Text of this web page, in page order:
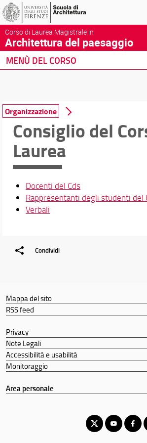
Corso di Laurea Magistrale in
Architettura del paesaggio
MENÙ DEL CORSO
Presentazione del corso
Sedi e strutture
Norme e regolamenti
Organizzazione
Per iscriversi
Per laurearsi
Proseguire dopo la laurea
Qualità del Corso
Formazione sicurezza
Didattica
Docenti
Organizzazione
Consiglio del
Laurea
Docenti del Cds
Rappresentanti degli studenti del
Verbali
Condividi
Mappa del sito
RSS feed
Privacy
Note Legali
Accessibilità e usabilità
Monitoraggio
Area personale